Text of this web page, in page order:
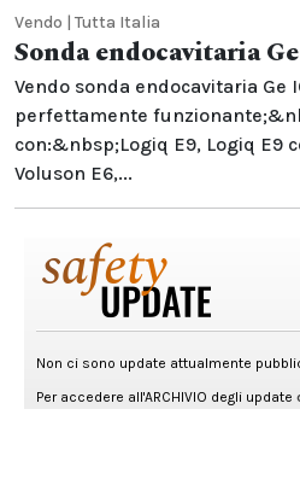
Vendo | Tutta Italia
Sonda endocavitaria
Vendo sonda endocavitaria Ge
perfettamente
con:&nbsp;Logiq E9, Logiq E9
Voluson E6,...